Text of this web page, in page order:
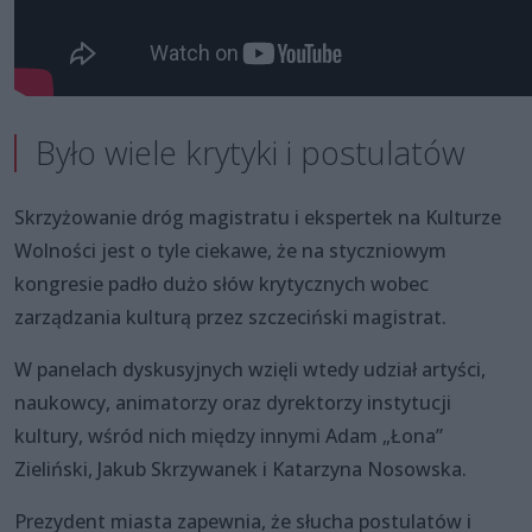
Było wiele krytyki i postulatów
Skrzyżowanie dróg magistratu i ekspertek na Kulturze
Wolności jest o tyle ciekawe, że na styczniowym
kongresie padło dużo słów krytycznych wobec
zarządzania kulturą przez szczeciński magistrat.
W panelach dyskusyjnych wzięli wtedy udział artyści,
naukowcy, animatorzy oraz dyrektorzy instytucji
kultury, wśród nich między innymi Adam „Łona”
Zieliński, Jakub Skrzywanek i Katarzyna Nosowska.
Prezydent miasta zapewnia, że słucha postulatów i